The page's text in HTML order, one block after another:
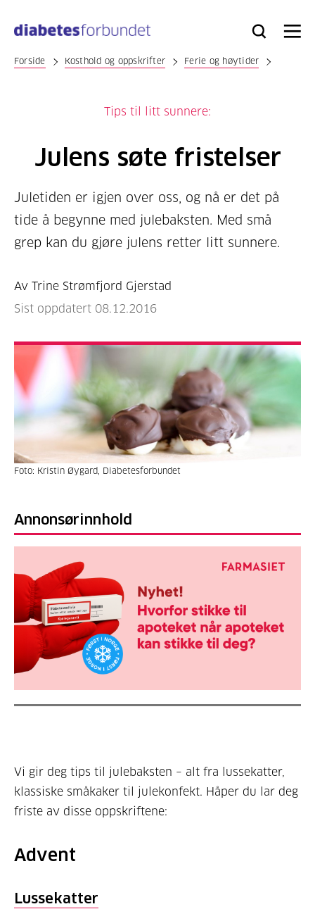
hovedinnhold
Bli
Logg
Søk Meny
Forside Kosthold og oppskrifter Ferie og høytider
Tips til litt sunnere:
Julens søte fristelser
Juletiden er igjen over oss, og nå er det på
tide å begynne med julebaksten. Med små
grep kan du gjøre julens retter litt sunnere.
Av Trine Strømfjord Gjerstad
Sist oppdatert 08.12.2016
Foto: Kristin Øygard, Diabetesforbundet
Annonsørinnhold
Vi gir deg tips til julebaksten – alt fra lussekatter,
klassiske småkaker til julekonfekt. Håper du lar deg
friste av disse oppskriftene:
Advent
Lussekatter